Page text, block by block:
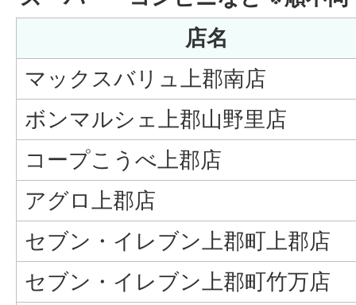
店名
マックスバリュ上郡南店
ボンマルシェ上郡山野里店
コープこうべ上郡店
アグロ上郡店
セブン・イレブン上郡町上郡店
セブン・イレブン上郡町竹万店